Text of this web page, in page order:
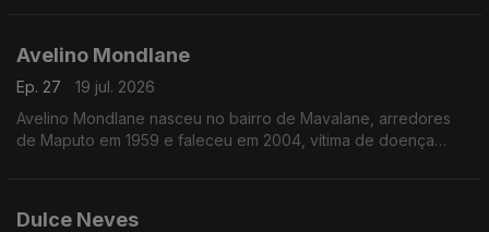
Avelino Mondlane
Ep. 27
19 jul. 2026
Avelino Mondlane nasceu no bairro de Mavalane, arredores
de Maputo em 1959 e faleceu em 2004, vítima de doença
Dulce Neves